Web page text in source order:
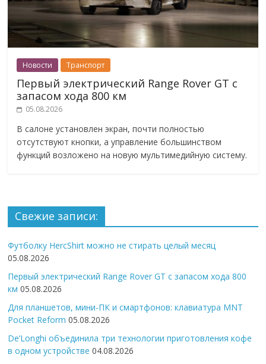
Новости Транспорт
Первый электрический Range Rover GT с
запасом хода 800 км
05.08.2026
В салоне установлен экран, почти полностью
отсутствуют кнопки, а управление большинством
функций возложено на новую мультимедийную систему.
Свежие записи:
Футболку HercShirt можно не стирать целый месяц
05.08.2026
Первый электрический Range Rover GT с запасом хода 800
км 05.08.2026
Для планшетов, мини-ПК и смартфонов: клавиатура MNT
Pocket Reform 05.08.2026
De’Longhi объединила три технологии приготовления кофе
в одном устройстве 04.08.2026